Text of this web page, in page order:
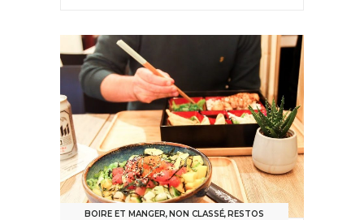
BOIRE ET MANGER,NON CLASSÉ,RESTOS